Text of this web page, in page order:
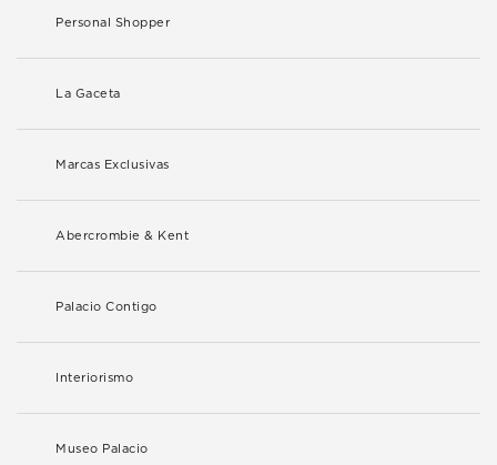
Personal Shopper
La Gaceta
Marcas Exclusivas
Abercrombie & Kent
Palacio Contigo
Interiorismo
Museo Palacio